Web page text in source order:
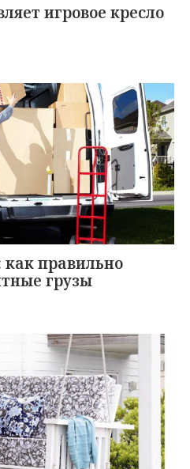
игровое кресло
как правильно
грузы